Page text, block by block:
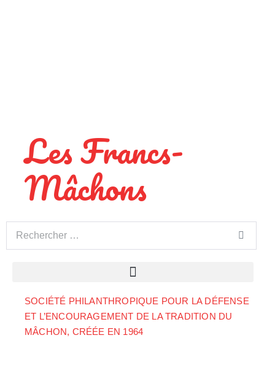
Les Francs-
Mâchons
SOCIÉTÉ PHILANTHROPIQUE POUR LA DÉFENSE
ET L’ENCOURAGEMENT DE LA TRADITION DU
MÂCHON, CRÉÉE EN 1964